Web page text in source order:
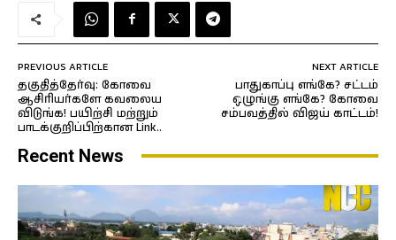
PREVIOUS ARTICLE
தகுதித்தேர்வு: கோவை
ஆசிரியர்களே கவலைய
விடுங்க! பயிற்சி மற்றும்
பாடக்குறிப்பிற்கான Link..
NEXT ARTICLE
பாதுகாப்பு எங்கே? சட்டம்
ஒழுங்கு எங்கே? கோவை
சம்பவத்தில் விஜய் காட்டம்!
Recent News